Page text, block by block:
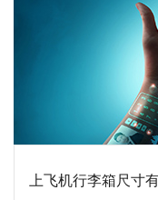
上飞机行李箱尺寸